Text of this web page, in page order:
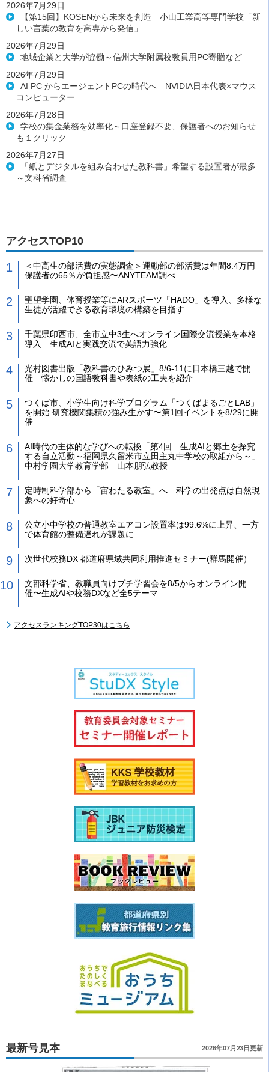
2026年7月29日
【第15回】KOSENから未来を創造 小山工業高等専門学校「新
しい言葉の教育を高専から発信」
2026年7月29日
地域企業と大学が協働～信州大学附属校教員用PC寄贈など
2026年7月29日
AI PC からエージェントPCの時代へ NVIDIA日本代表×マウス
コンピューター
2026年7月28日
学校の集金業務を効率化～口座登録不要、保護者へのお知らせ
も１クリック
2026年7月27日
「紙とデジタルを組み合わせた教科書」希望する設置者が最多
～文科省調査
アクセスTOP10
＜中高生の部活費の実態調査＞運動部の部活費は年間8.4万円
保護者の65％が負担感〜ANYTEAM調べ
聖望学園、体育授業等にARスポーツ「HADO」を導入、多様な
生徒が活躍できる教育環境の構築を目指す
千葉県印西市、全市立中3生へオンライン国際交流授業を本格
導入 生成AIと実践交流で英語力強化
光村図書出版「教科書のひみつ展」8/6-11に日本橋三越で開
催 懐かしの国語教科書や表紙の工夫を紹介
つくば市、小学生向け科学プログラム「つくばまるごとLAB」
を開始 研究機関集積の強み生かす〜第1回イベントを8/29に開
催
AI時代の主体的な学びへの転換「第4回 生成AIと郷土を探究
する自立活動～福岡県久留米市立田主丸中学校の取組から～」
中村学園大学教育学部 山本朋弘教授
定時制科学部から「宙わたる教室」へ 科学の出発点は自然現
象への好奇心
公立小中学校の普通教室エアコン設置率は99.6%に上昇、一方
で体育館の整備遅れが課題に
次世代校務DX 都道府県域共同利用推進セミナー(群馬開催）
文部科学省、教職員向けプチ学習会を8/5からオンライン開
催〜生成AIや校務DXなど全5テーマ
アクセスランキングTOP30はこちら
最新号見本 2026年07月23日更新